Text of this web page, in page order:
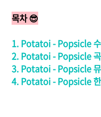
목차 😎
1. Potatoi - Popsicle 수
2. Potatoi - Popsicle
3. Potatoi - Popsicle 뮤
4. Potatoi - Popsicle 한